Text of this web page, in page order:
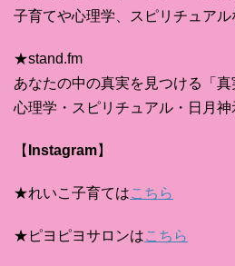
子育てや心理学、スピリチュアル
★stand.fm
あなたの中の真実を見つける「真
心理学・スピリチュアル・日月神
【 Instagram】
★れいこ子育てはこちら
★ピヨピヨサロンはこちら